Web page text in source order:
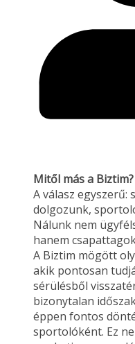
Mitől más a Biztim?
A válasz
dolgozunk,
Nálunk nem
hanem
A Biztim mögött
akik pontosan
sérülésből
bizonytalan
éppen fontos
sportolóként. Ez